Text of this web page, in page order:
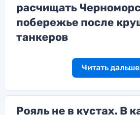
расчищать
побережье после
танкеров
Читать дальше
Рояль не в кустах. В